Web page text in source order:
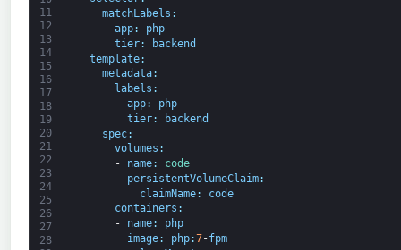
11
12
13
14
15
16
17
18
19
20
21
22
23
24
25
26
27
28
matchLabels :
app:
php
tier:
backend
template:
metadata:
labels :
app:
php
tier:
backend
spec:
volumes :
-
name:
code
persistentVolumeClaim:
claimName:
code
containers :
-
name:
php
image: php:7-fpm